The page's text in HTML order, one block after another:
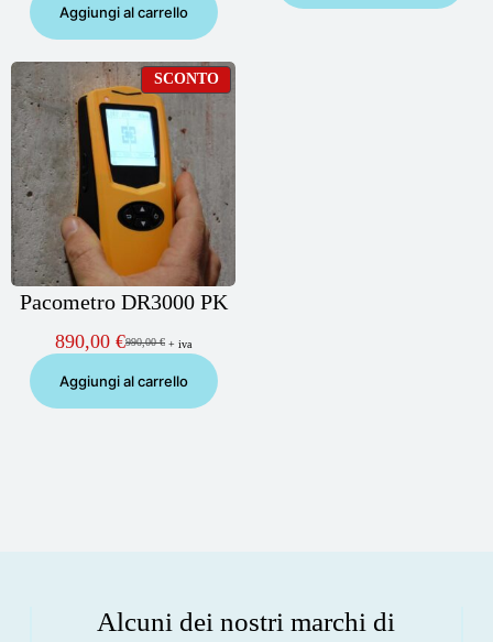
originale
attuale
Aggiungi al carrello
SCONTOPRODOTTO
IN
Pacometro DR3000 PK
990,00€
Il
originale
890,00 €
Il
attuale
+ iva
Aggiungi al carrello
Alcuni dei nostri marchi di